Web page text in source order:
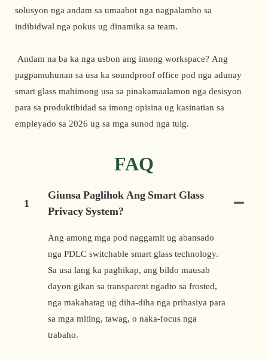
solusyon nga andam sa umaabot nga nagpalambo sa
indibidwal nga pokus ug dinamika sa team.
pagpamuhunan sa usa ka soundproof office pod nga adunay
smart glass mahimong usa sa pinakamaalamon nga desisyon
para sa produktibidad sa imong opisina ug kasinatian sa
empleyado sa 2026 ug sa mga sunod nga tuig.
FAQ
1
Giunsa Paglihok Ang Smart Glass
Privacy System?
Ang among mga pod naggamit ug abansado
nga PDLC switchable smart glass technology.
Sa usa lang ka paghikap, ang bildo mausab
dayon gikan sa transparent ngadto sa frosted,
nga makahatag ug diha-diha nga pribasiya para
sa mga miting, tawag, o naka-focus nga
trabaho.